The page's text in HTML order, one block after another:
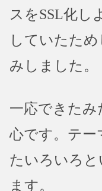
スをSSL化し
していたた
みしました。
一応できた
心です。テー
たいろいろ
ます。